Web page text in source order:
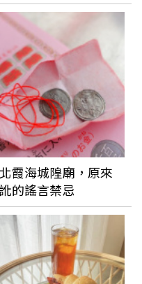
舞伎家的料理人》是枝
平凡日常與療癒家常料
間的情誼
的佐藤健又有新日戲
《要是說了100萬次就好
幻戀曲
人好想戀愛！盤點6部甜
劇、韓劇與日劇
霞海城隍廟，原來
的謠言禁忌